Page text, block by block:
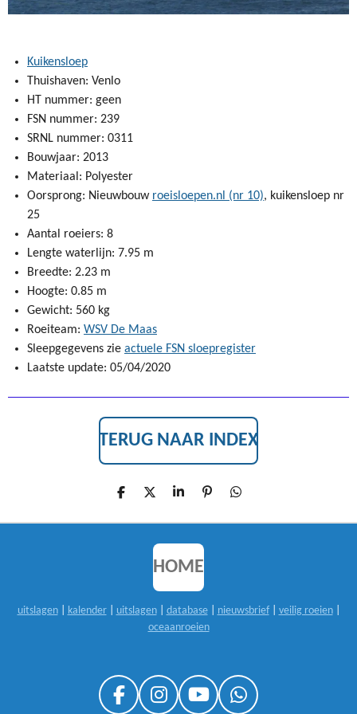
Kuikensloep
Thuishaven: Venlo
HT nummer: geen
FSN nummer: 239
SRNL nummer: 0311
Bouwjaar: 2013
Materiaal: Polyester
Oorsprong: Nieuwbouw roeisloepen.nl (nr 10), kuikensloep nr
25
Aantal roeiers: 8
Lengte waterlijn: 7.95 m
Breedte: 2.23 m
Hoogte: 0.85 m
Gewicht: 560 kg
Roeiteam: WSV De Maas
Sleepgegevens zie actuele FSN sloepregister
Laatste update: 05/04/2020
TERUG NAAR INDEX
D
L
D
E
S
A
E
P
N
D
L
HOME
uitslagen| kalender| uitslagen| database| nieuwsbrief| veilig roeien|
oceaanroeien
F I Y W